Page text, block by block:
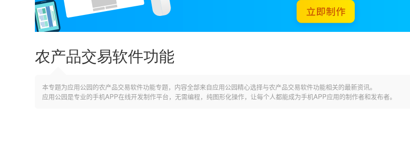
农产品交易软件功能
本专题为应用公园的农产品交易软件功能专题，内容全部来自应用公园精心选择与农产品交易软件功能相关的最新资讯。
应用公园是专业的手机APP在线开发制作平台，无需编程，纯图形化操作，让每个人都能成为手机APP应用的制作者和发布者。